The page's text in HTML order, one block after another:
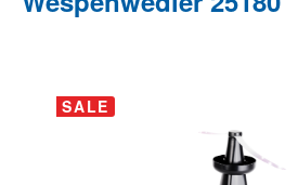
Bildergalerie überspringen
SALE